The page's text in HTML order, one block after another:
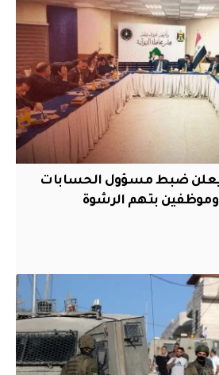
يعلن ضبط مسؤول الحسابات
وموظفين بتهم الرشوة